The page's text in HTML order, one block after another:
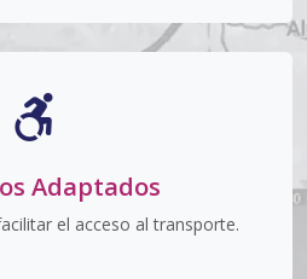
Adaptados
el acceso al transporte.